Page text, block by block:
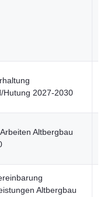
Hutung 2027-2030
Altbergbau
Altbergbau